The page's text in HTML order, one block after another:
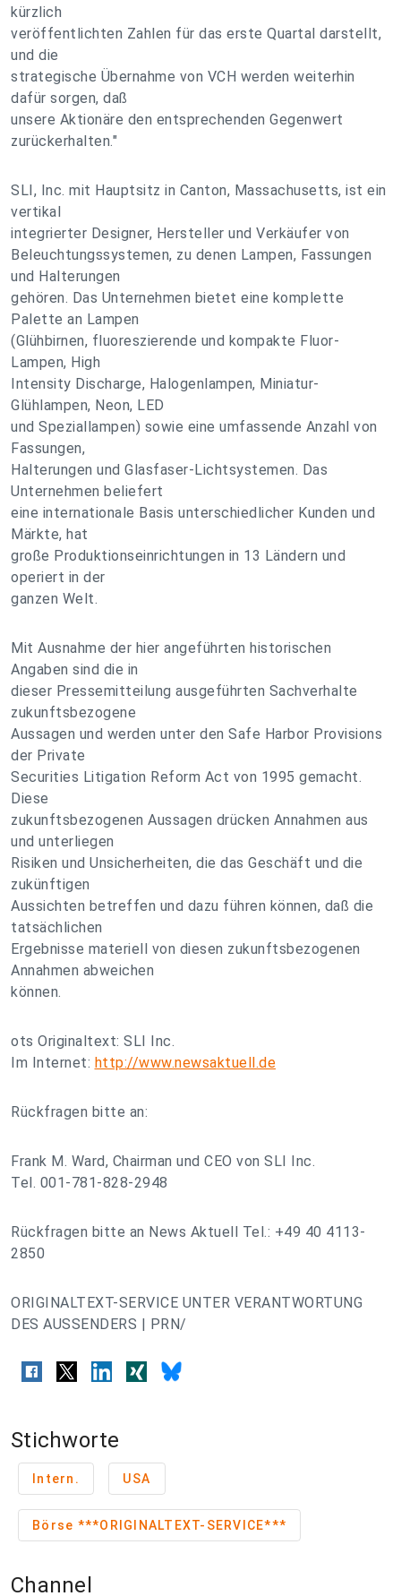
kürzlich
veröffentlichten Zahlen für das erste Quartal darstellt,
und die
strategische Übernahme von VCH werden weiterhin
dafür sorgen, daß
unsere Aktionäre den entsprechenden Gegenwert
zurückerhalten."
SLI, Inc. mit Hauptsitz in Canton, Massachusetts, ist ein
vertikal
integrierter Designer, Hersteller und Verkäufer von
Beleuchtungssystemen, zu denen Lampen, Fassungen
und Halterungen
gehören. Das Unternehmen bietet eine komplette
Palette an Lampen
(Glühbirnen, fluoreszierende und kompakte Fluor-
Lampen, High
Intensity Discharge, Halogenlampen, Miniatur-
Glühlampen, Neon, LED
und Speziallampen) sowie eine umfassende Anzahl von
Fassungen,
Halterungen und Glasfaser-Lichtsystemen. Das
Unternehmen beliefert
eine internationale Basis unterschiedlicher Kunden und
Märkte, hat
große Produktionseinrichtungen in 13 Ländern und
operiert in der
ganzen Welt.
Mit Ausnahme der hier angeführten historischen
Angaben sind die in
dieser Pressemitteilung ausgeführten Sachverhalte
zukunftsbezogene
Aussagen und werden unter den Safe Harbor Provisions
der Private
Securities Litigation Reform Act von 1995 gemacht.
Diese
zukunftsbezogenen Aussagen drücken Annahmen aus
und unterliegen
Risiken und Unsicherheiten, die das Geschäft und die
zukünftigen
Aussichten betreffen und dazu führen können, daß die
tatsächlichen
Ergebnisse materiell von diesen zukunftsbezogenen
Annahmen abweichen
können.
ots Originaltext: SLI Inc.
Im Internet: http://www.newsaktuell.de
Rückfragen bitte an:
Frank M. Ward, Chairman und CEO von SLI Inc.
Tel. 001-781-828-2948
Rückfragen bitte an News Aktuell Tel.: +49 40 4113-
2850
ORIGINALTEXT-SERVICE UNTER VERANTWORTUNG
DES AUSSENDERS | PRN/
Stichworte
Intern. USA
Börse ***ORIGINALTEXT-SERVICE***
Channel